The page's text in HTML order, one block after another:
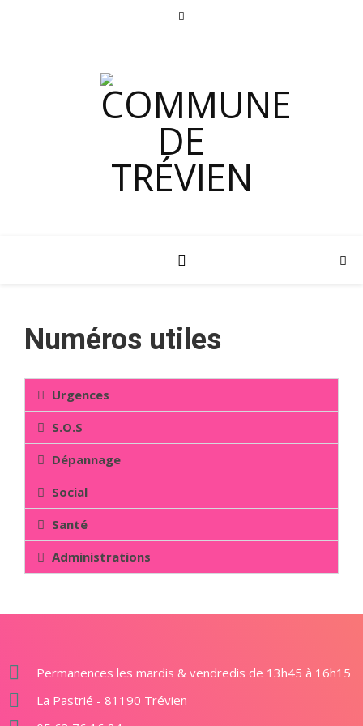
Numéros utiles
Urgences
S.O.S
Dépannage
Social
Santé
Administrations
Permanences les mardis & vendredis de 13h45 à 16h15
La Pastrié - 81190 Trévien